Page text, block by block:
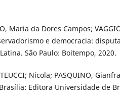
Maria da Dores Campos;
e democracia:
São Paulo: Boitempo, 2020.
Nicola; PASQUINO,
Editora Universidade de